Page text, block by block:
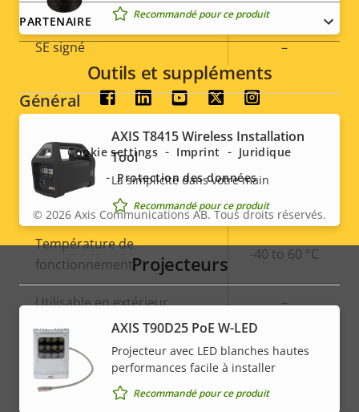
propriété
propriété
Norme IEEE 802.1x
SE signé –
Général
Description
de la
propriété
Valeur de
propriété
Éclairage IR intégré –
Stockage local (fente pour
carte mémoire)
Température de
fonctionnement
-40 to 60 °C
Utilisable en extérieur –
Indice de protection contre
le vandalisme
IK08
Indice de protection IP IP66, IP67
Recommandé pour ce produit
Outils et suppléments
AXIS T8415 Wireless Installation
Tool
La simplicité dans votre main
Recommandé pour ce produit
Projecteurs
AXIS T90D25 PoE W-LED
Projecteur avec LED blanches hautes
performances facile à installer
Recommandé pour ce produit
PARTENAIRE
Social
menu
Legal
menu
© 2026 Axis Communications AB. Tous droits réservés.
Cookie settings Imprint
Juridique
Protection des données